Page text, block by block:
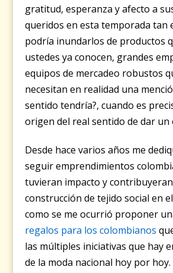
gratitud, esperanza y afecto a
queridos en esta temporada tan
podría inundarlos de productos
ustedes ya conocen, grandes
equipos de mercadeo robustos
necesitan en realidad una
sentido tendría?, cuando es
origen del real sentido de dar un
Desde hace varios años me
seguir emprendimientos
tuvieran impacto y
construcción de tejido social en
como se me ocurrió proponer
regalos para los colombianos
las múltiples iniciativas que hay
de la moda nacional hoy por hoy.